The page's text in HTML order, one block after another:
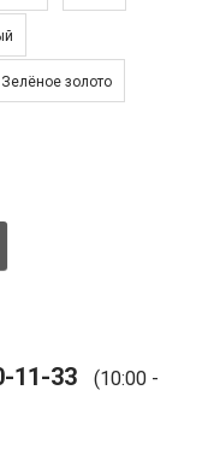
Зелёное золото
11-33
(10:00 -